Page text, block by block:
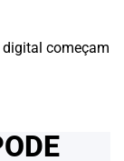
começam